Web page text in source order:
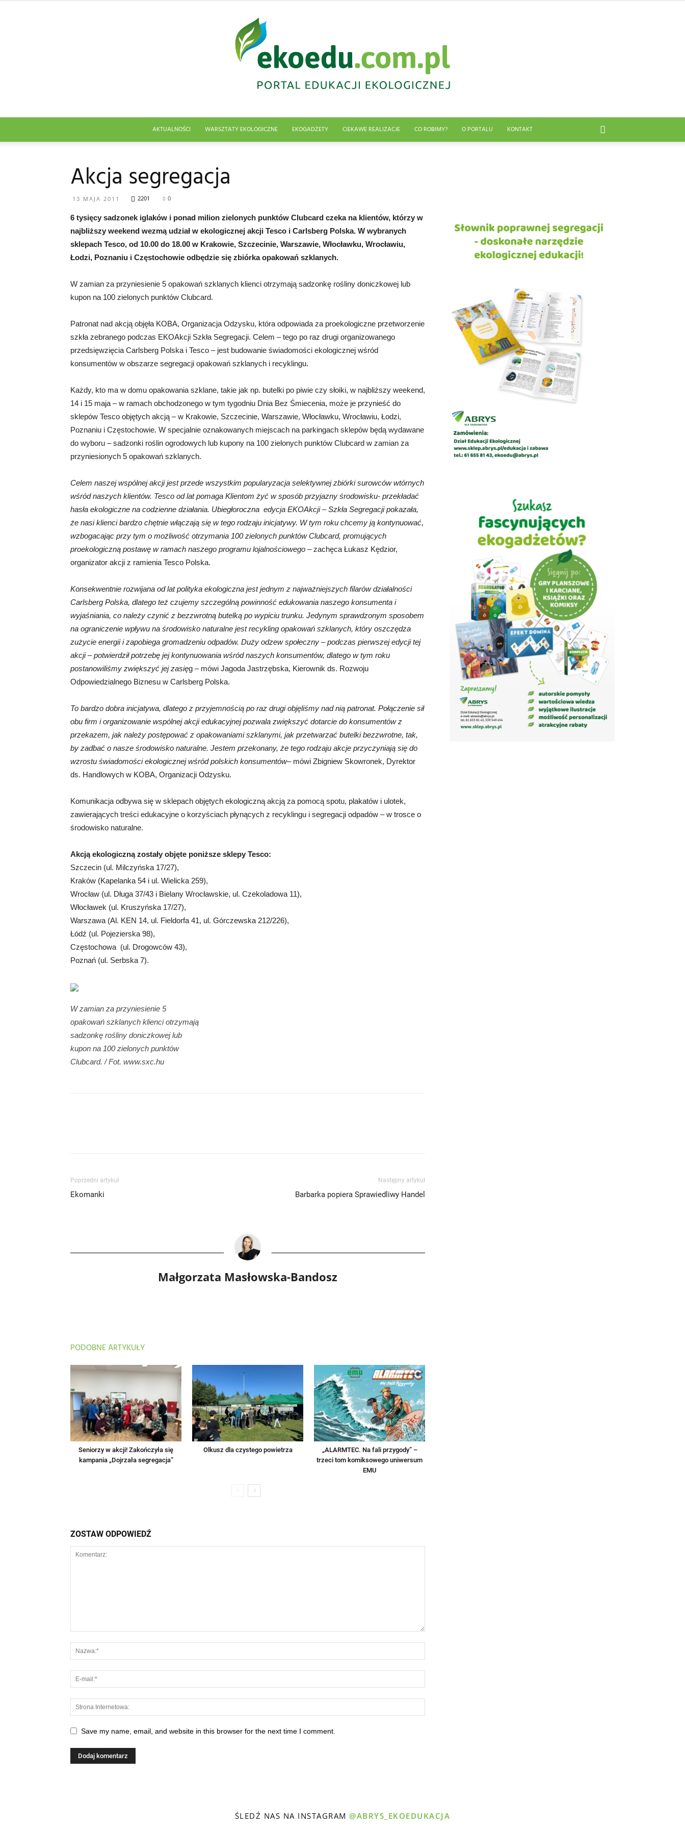
ekologiczna
Abrys
AKTUALNOŚCI WARSZTATY EKOLOGICZNE EKOGADŻETY CIEKAWE REALIZACJE CO ROBIMY? O PORTALU KONTAKT
Akcja segregacja
13 MAJA 2011 2201 0
6 tysięcy sadzonek iglaków i ponad milion zielonych punktów Clubcard czeka na klientów, którzy w
najbliższy weekend wezmą udział w ekologicznej akcji Tesco i Carlsberg Polska. W wybranych
sklepach Tesco, od 10.00 do 18.00 w Krakowie, Szczecinie, Warszawie, Włocławku, Wrocławiu,
Łodzi, Poznaniu i Częstochowie odbędzie się zbiórka opakowań szklanych.
W zamian za przyniesienie 5 opakowań szklanych klienci otrzymają sadzonkę rośliny doniczkowej lub
kupon na 100 zielonych punktów Clubcard.
Patronat nad akcją objęła KOBA, Organizacja Odzysku, która odpowiada za proekologiczne przetworzenie
szkła zebranego podczas EKOAkcji Szkła Segregacji. Celem – tego po raz drugi organizowanego
przedsięwzięcia Carlsberg Polska i Tesco – jest budowanie świadomości ekologicznej wśród
konsumentów w obszarze segregacji opakowań szklanych i recyklingu.
Każdy, kto ma w domu opakowania szklane, takie jak np. butelki po piwie czy słoiki, w najbliższy weekend,
14 i 15 maja – w ramach obchodzonego w tym tygodniu Dnia Bez Śmiecenia, może je przynieść do
sklepów Tesco objętych akcją – w Krakowie, Szczecinie, Warszawie, Włocławku, Wrocławiu, Łodzi,
Poznaniu i Częstochowie. W specjalnie oznakowanych miejscach na parkingach sklepów będą wydawane
do wyboru – sadzonki roślin ogrodowych lub kupony na 100 zielonych punktów Clubcard w zamian za
przyniesionych 5 opakowań szklanych.
Celem naszej wspólnej akcji jest przede wszystkim popularyzacja selektywnej zbiórki surowców wtórnych
wśród naszych klientów. Tesco od lat pomaga Klientom żyć w sposób przyjazny środowisku- przekładać
hasła ekologiczne na codzienne działania. Ubiegłoroczna edycja EKOAkcji – Szkła Segregacji pokazała,
że nasi klienci bardzo chętnie włączają się w tego rodzaju inicjatywy. W tym roku chcemy ją kontynuować,
wzbogacając przy tym o możliwość otrzymania 100 zielonych punktów Clubcard, promujących
proekologiczną postawę w ramach naszego programu lojalnościowego – zachęca Łukasz Kędzior,
organizator akcji z ramienia Tesco Polska.
Konsekwentnie rozwijana od lat polityka ekologiczna jest jednym z najważniejszych filarów działalności
Carlsberg Polska, dlatego też czujemy szczególną powinność edukowania naszego konsumenta i
wyjaśniania, co należy czynić z bezzwrotną butelką po wypiciu trunku. Jedynym sprawdzonym sposobem
na ograniczenie wpływu na środowisko naturalne jest recykling opakowań szklanych, który oszczędza
zużycie energii i zapobiega gromadzeniu odpadów. Duży odzew społeczny – podczas pierwszej edycji tej
akcji – potwierdził potrzebę jej kontynuowania wśród naszych konsumentów, dlatego w tym roku
postanowiliśmy zwiększyć jej zasięg – mówi Jagoda Jastrzębska, Kierownik ds. Rozwoju
Odpowiedzialnego Biznesu w Carlsberg Polska.
To bardzo dobra inicjatywa, dlatego z przyjemnością po raz drugi objęliśmy nad nią patronat. Połączenie sił
obu firm i organizowanie wspólnej akcji edukacyjnej pozwala zwiększyć dotarcie do konsumentów z
przekazem, jak należy postępować z opakowaniami szklanymi, jak przetwarzać butelki bezzwrotne, tak,
by zadbać o nasze środowisko naturalne. Jestem przekonany, że tego rodzaju akcje przyczyniają się do
wzrostu świadomości ekologicznej wśród polskich konsumentów– mówi Zbigniew Skowronek, Dyrektor
ds. Handlowych w KOBA, Organizacji Odzysku.
Komunikacja odbywa się w sklepach objętych ekologiczną akcją za pomocą spotu, plakatów i ulotek,
zawierających treści edukacyjne o korzyściach płynących z recyklingu i segregacji odpadów – w trosce o
środowisko naturalne.
Akcją ekologiczną zostały objęte poniższe sklepy Tesco:
Szczecin (ul. Milczyńska 17/27),
Kraków (Kapelanka 54 i ul. Wielicka 259),
Wrocław (ul. Długa 37/43 i Bielany Wrocławskie, ul. Czekoladowa 11),
Włocławek (ul. Kruszyńska 17/27),
Warszawa (Al. KEN 14, ul. Fieldorfa 41, ul. Górczewska 212/226),
Łódź (ul. Pojezierska 98),
Częstochowa (ul. Drogowców 43),
Poznań (ul. Serbska 7).
W zamian za przyniesienie 5
opakowań szklanych klienci otrzymają
sadzonkę rośliny doniczkowej lub
kupon na 100 zielonych punktów
Clubcard. / Fot. www.sxc.hu
Poprzedni artykuł
Ekomanki
Następny artykuł
Barbarka popiera Sprawiedliwy Handel
Małgorzata Masłowska-Bandosz
PODOBNE ARTYKUŁY
Seniorzy w akcji! Zakończyła się
kampania „Dojrzała segregacja”
Olkusz dla czystego powietrza
„ALARMTEC. Na fali przygody” –
trzeci tom komiksowego uniwersum
EMU
ZOSTAW ODPOWIEDŹ
Save my name, email, and website in this browser for the next time I comment.
ŚLEDŹ NAS NA INSTAGRAM@ABRYS_EKOEDUKACJA